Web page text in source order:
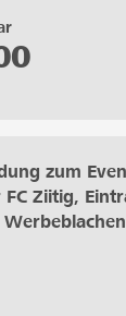
zum
Ziitig,